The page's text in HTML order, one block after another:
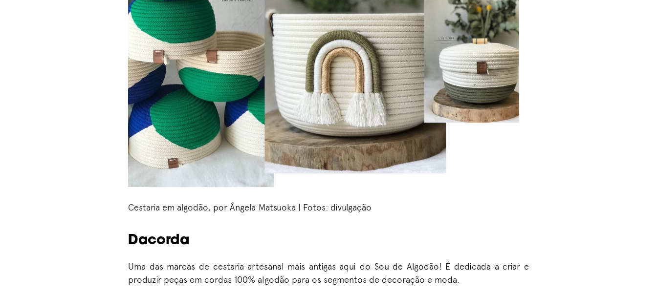
Cestaria em algodão, por Ângela Matsuoka | Fotos: divulgação
Dacorda
Uma das marcas de cestaria artesanal mais antigas aqui do Sou de Algodão! É dedicada a criar e
produzir peças em cordas 100% algodão para os segmentos de decoração e moda.